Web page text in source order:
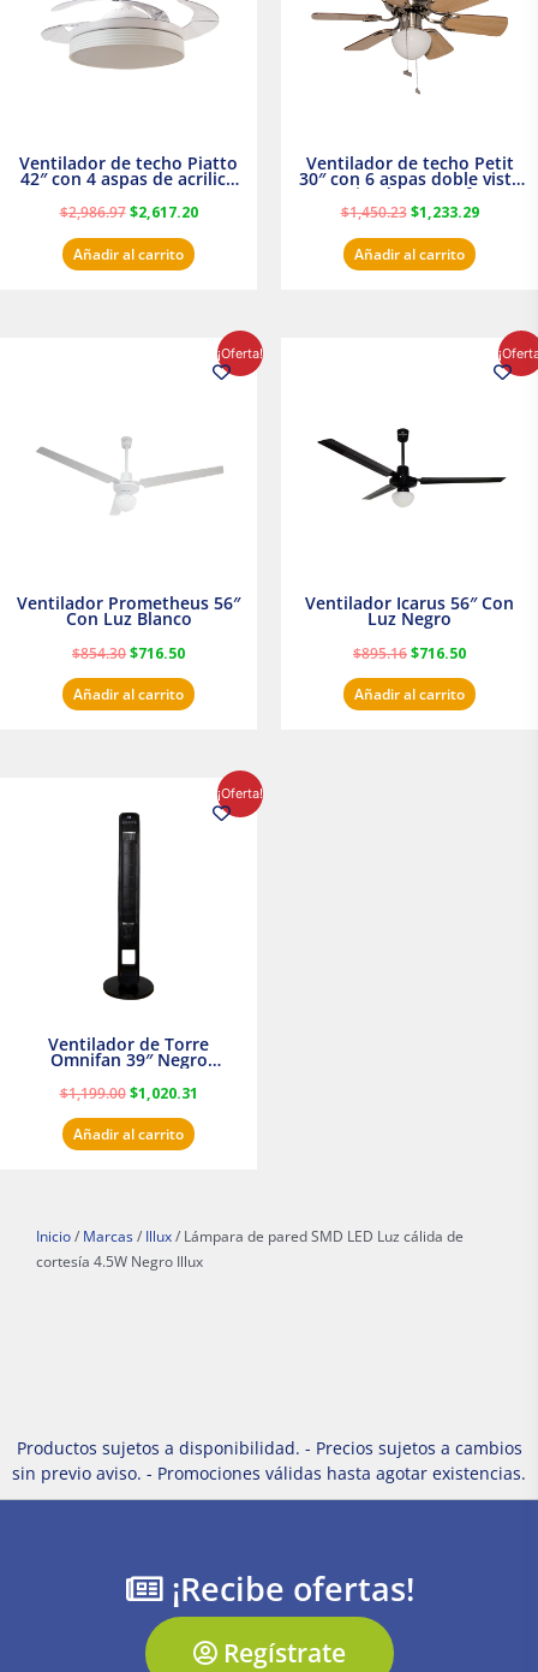
Ventilador de techo Piatto
42″ con 4 aspas de acrilico
transparente
$2,986.97 $2,617.20
Añadir al carrito
Ventilador de techo Petit
30″ con 6 aspas doble vista
Satinado Masterfan
$1,450.23 $1,233.29
Añadir al carrito
¡Oferta!
Ventilador Prometheus 56″
Con Luz Blanco
$854.30$716.50
precio
actual
Añadir al carrito
Ventilador Icarus 56″ Con
Luz Negro
$895.16$716.50
precio
actual
Añadir al carrito
¡Oferta!
Ventilador de Torre
Omnifan 39″ Negro
$1,199.00
original
era:
$1,020.31
precio
actual
Añadir al carrito
Inicio / Marcas / Illux / Lámpara de pared SMD LED Luz cálida de
cortesía 4.5W Negro Illux
Productos sujetos a disponibilidad. - Precios sujetos a cambios
sin previo aviso. - Promociones válidas hasta agotar existencias.
¡Recibe ofertas!
Regístrate